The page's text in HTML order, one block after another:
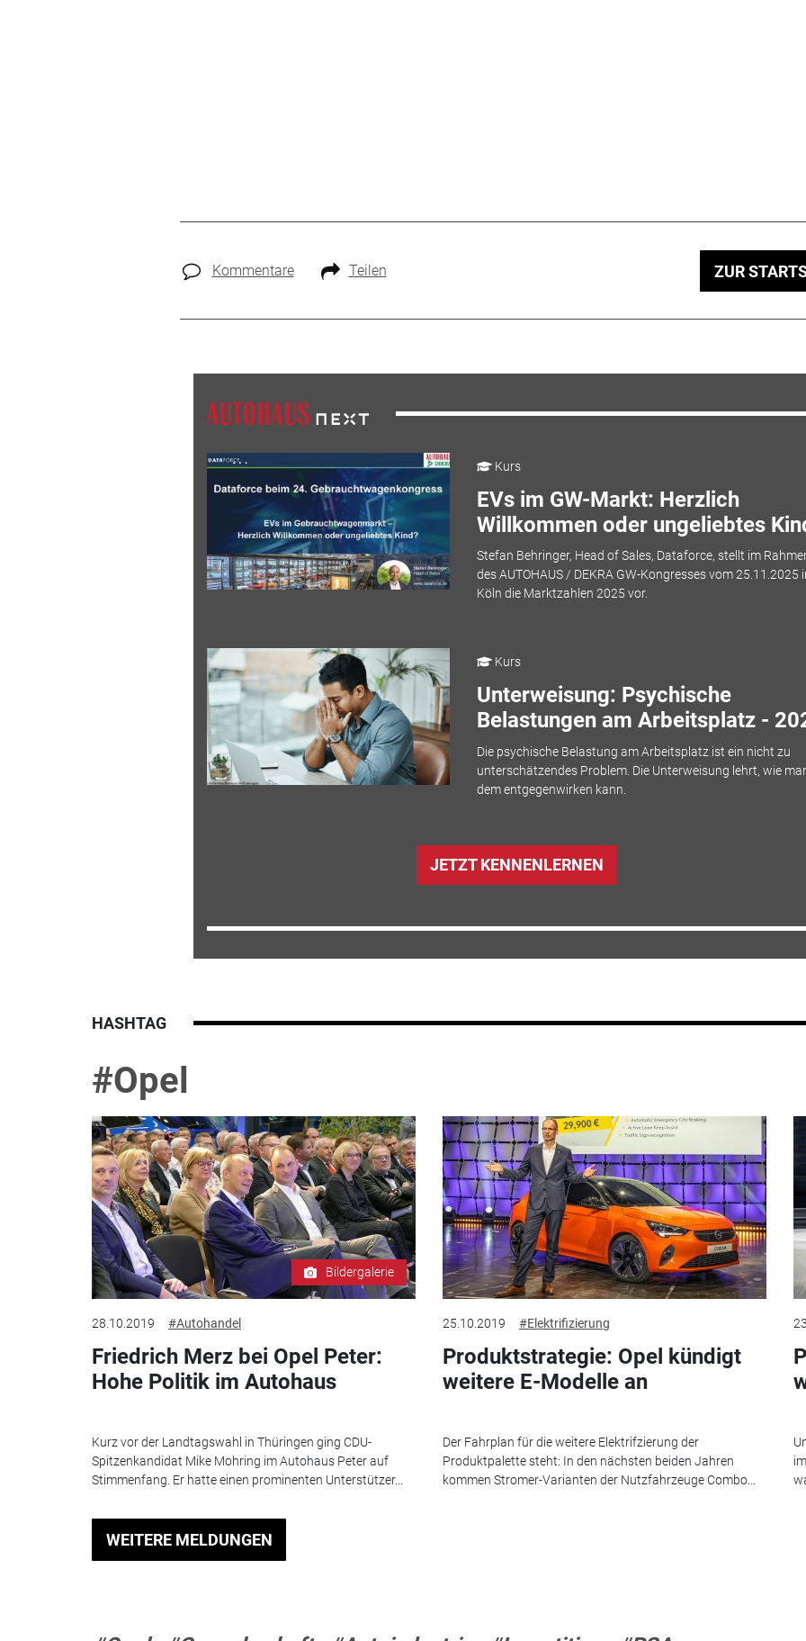
Kommentare Teilen ZUR
Kurs
EVs im GW-Markt: Herzlich
Willkommen oder ungeliebtes
Stefan Behringer, Head of Sales, Dataforce, stellt im
des AUTOHAUS / DEKRA GW-Kongresses vom 25.11.2025
Köln die Marktzahlen 2025 vor.
Kurs
Unterweisung: Psychische
Belastungen am Arbeitsplatz -
Die psychische Belastung am Arbeitsplatz ist ein nicht zu
unterschätzendes Problem. Die Unterweisung lehrt, wie
dem entgegenwirken kann.
JETZT KENNENLERNEN
HASHTAG
#Opel
Bildergalerie
28.10.2019 #Autohandel
Friedrich Merz bei Opel Peter:
Hohe Politik im Autohaus
Kurz vor der Landtagswahl in Thüringen ging CDU-
Spitzenkandidat Mike Mohring im Autohaus Peter auf
Stimmenfang. Er hatte einen prominenten Unterstützer...
25.10.2019 #Elektrifizierung
Produktstrategie: Opel kündigt
weitere E-Modelle an
Der Fahrplan für die weitere Elektrifzierung der
Produktpalette steht: In den nächsten beiden Jahren
kommen Stromer-Varianten der Nutzfahrzeuge Combo...
WEITERE MELDUNGEN